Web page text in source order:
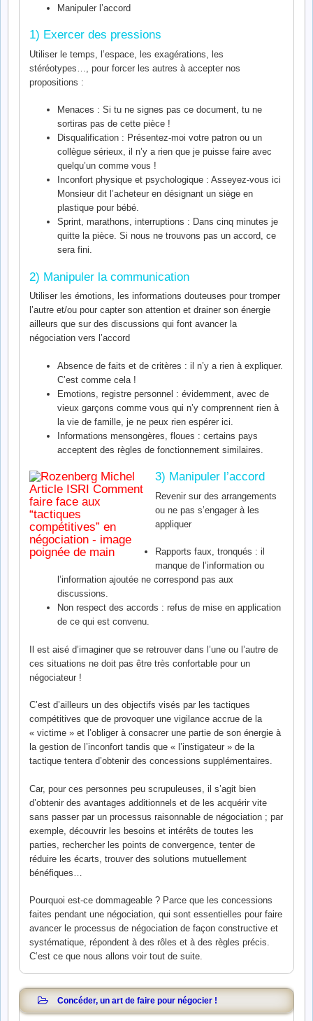
Manipuler l’accord
1) Exercer des pressions
Utiliser le temps, l’espace, les exagérations, les
stéréotypes…, pour forcer les autres à accepter nos
propositions :
Menaces : Si tu ne signes pas ce document, tu ne
sortiras pas de cette pièce !
Disqualification : Présentez-moi votre patron ou un
collègue sérieux, il n’y a rien que je puisse faire avec
quelqu’un comme vous !
Inconfort physique et psychologique : Asseyez-vous ici
Monsieur dit l’acheteur en désignant un siège en
plastique pour bébé.
Sprint, marathons, interruptions : Dans cinq minutes je
quitte la pièce. Si nous ne trouvons pas un accord, ce
sera fini.
2) Manipuler la communication
Utiliser les émotions, les informations douteuses pour tromper
l’autre et/ou pour capter son attention et drainer son énergie
ailleurs que sur des discussions qui font avancer la
négociation vers l’accord
Absence de faits et de critères : il n’y a rien à expliquer.
C’est comme cela !
Emotions, registre personnel : évidemment, avec de
vieux garçons comme vous qui n’y comprennent rien à
la vie de famille, je ne peux rien espérer ici.
Informations mensongères, floues : certains pays
acceptent des règles de fonctionnement similaires.
3) Manipuler l’accord
Revenir sur des arrangements
ou ne pas s’engager à les
appliquer
Rapports faux, tronqués : il
manque de l’information ou
l’information ajoutée ne correspond pas aux
discussions.
Non respect des accords : refus de mise en application
de ce qui est convenu.
Il est aisé d’imaginer que se retrouver dans l’une ou l’autre de
ces situations ne doit pas être très confortable pour un
négociateur !
C’est d’ailleurs un des objectifs visés par les tactiques
compétitives que de provoquer une vigilance accrue de la
« victime » et l’obliger à consacrer une partie de son énergie à
la gestion de l’inconfort tandis que « l’instigateur » de la
tactique tentera d’obtenir des concessions supplémentaires.
Car, pour ces personnes peu scrupuleuses, il s’agit bien
d’obtenir des avantages additionnels et de les acquérir vite
sans passer par un processus raisonnable de négociation ; par
exemple, découvrir les besoins et intérêts de toutes les
parties, rechercher les points de convergence, tenter de
réduire les écarts, trouver des solutions mutuellement
bénéfiques…
Pourquoi est-ce dommageable ? Parce que les concessions
faites pendant une négociation, qui sont essentielles pour faire
avancer le processus de négociation de façon constructive et
systématique, répondent à des rôles et à des règles précis.
C’est ce que nous allons voir tout de suite.
Concéder, un art de faire pour négocier !